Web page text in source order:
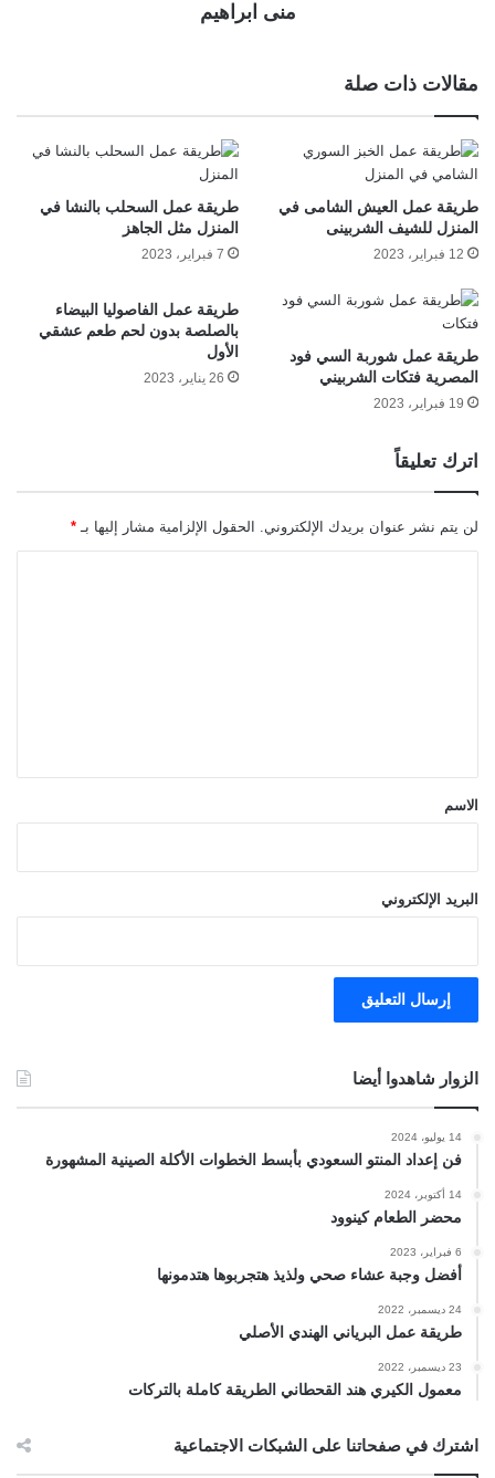
منى ابراهيم
مقالات ذات صلة
طريقة عمل العيش الشامى في
المنزل للشيف الشربينى
12 فبراير، 2023
طريقة عمل السحلب بالنشا في
المنزل مثل الجاهز
7 فبراير، 2023
طريقة عمل شوربة السي فود
المصرية فتكات الشربيني
19 فبراير، 2023
طريقة عمل الفاصوليا البيضاء
بالصلصة بدون لحم طعم عشقي
الأول
26 يناير، 2023
اترك تعليقاً
لن يتم نشر عنوان بريدك الإلكتروني. الحقول الإلزامية مشار إليها بـ *
*الاسم
البريد الإلكتروني
الزوار شاهدوا أيضا
14 يوليو، 2024
فن إعداد المنتو السعودي بأبسط الخطوات الأكلة الصينية المشهورة
14 أكتوبر، 2024
محضر الطعام كينوود
6 فبراير، 2023
أفضل وجبة عشاء صحي ولذيذ هتجربوها هتدمونها
24 ديسمبر، 2022
طريقة عمل البرياني الهندي الأصلي
23 ديسمبر، 2022
معمول الكيري هند القحطاني الطريقة كاملة بالتركات
اشترك في صفحاتنا على الشبكات الاجتماعية